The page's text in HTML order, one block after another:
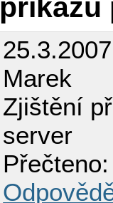
příkazů
Marek
Zjištění
server